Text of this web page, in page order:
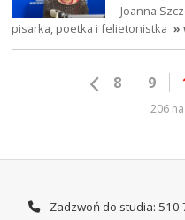
Joanna
pisarka, poetka i felietonistka »
8 9
206
Zadzwoń do studia: 510